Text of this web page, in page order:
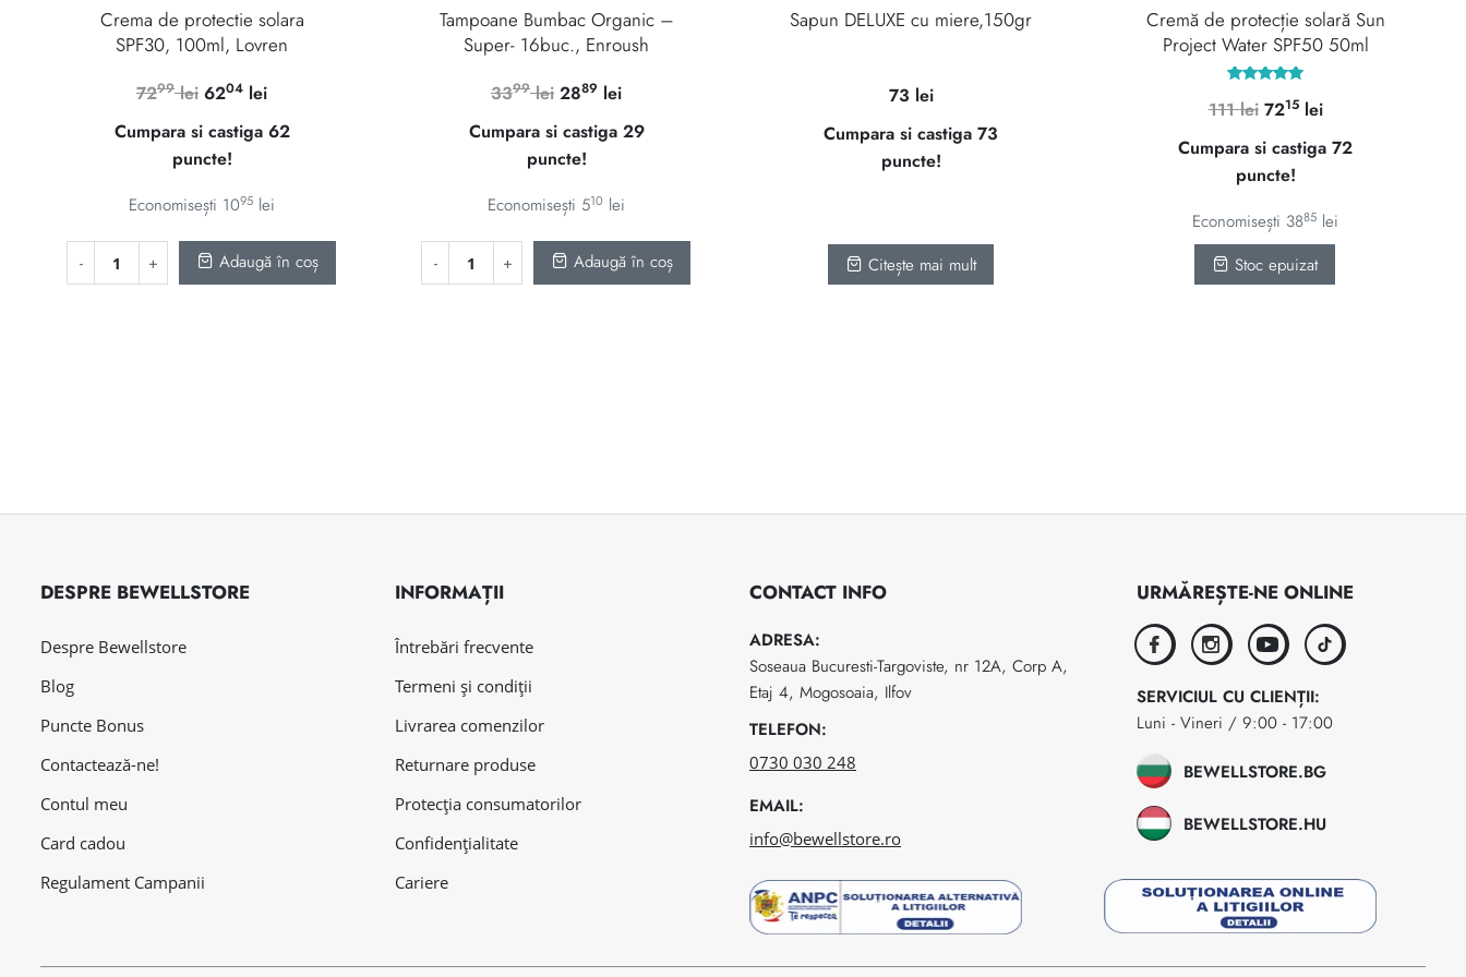
Crema de protectie solara
SPF30, 100ml, Lovren
7299 lei Prețul
inițial
fost:
7299 lei.
6204 leiPrețul
curent
este:
Cumpara si castiga 62
puncte!
Economisești 1095 lei
Adaugă în coș
Tampoane Bumbac Organic –
Super- 16buc., Enroush
3399 lei Prețul
inițial
fost:
3399 lei.
2889 leiPrețul
curent
Cumpara si castiga 29
puncte!
Economisești 510 lei
Adaugă în coș
Sapun DELUXE cu miere,150gr
73 lei
Cumpara si castiga 73
puncte!
Citește mai mult
Cremă de protecție solară Sun
Project Water SPF50 50ml
5.00
din 5
111lei Prețul
inițial
fost:
111 lei.
7215 leiPrețul
curent
Cumpara si castiga 72
puncte!
Economisești 3885 lei
Stoc epuizat
DESPRE BEWELLSTORE
Despre Bewellstore
Blog
Puncte Bonus
Contactează-ne!
Contul meu
Card cadou
Regulament Campanii
INFORMAȚII
Întrebări frecvente
Termeni și condiții
Livrarea comenzilor
Returnare produse
Protecția consumatorilor
Confidențialitate
Cariere
CONTACT INFO
ADRESA:
Soseaua Bucuresti-Targoviste, nr 12A, Corp A,
Etaj 4, Mogosoaia, Ilfov
TELEFON:
0730 030 248
EMAIL:
info@bewellstore.ro
URMĂREȘTE-NE ONLINE
facebookinstagramyoutubetiktok
SERVICIUL CU CLIENȚII:
Luni - Vineri / 9:00 - 17:00
BEWELLSTORE.BG
BEWELLSTORE.HU